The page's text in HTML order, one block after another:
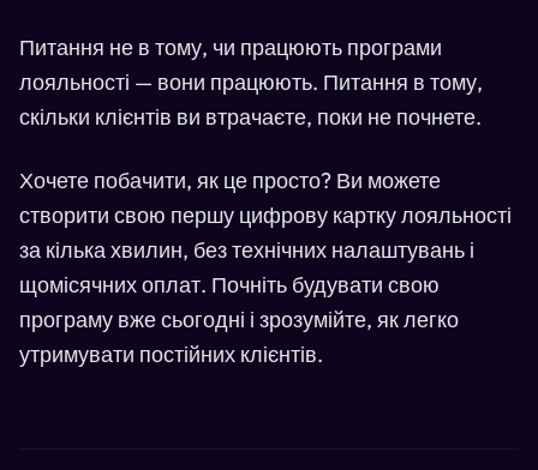
Питання не в тому, чи працюють програми
лояльності — вони працюють. Питання в тому,
скільки клієнтів ви втрачаєте, поки не почнете.
Хочете побачити, як це просто? Ви можете
створити свою першу цифрову картку лояльності
за кілька хвилин, без технічних налаштувань і
щомісячних оплат. Почніть будувати свою
програму вже сьогодні і зрозумійте, як легко
утримувати постійних клієнтів.